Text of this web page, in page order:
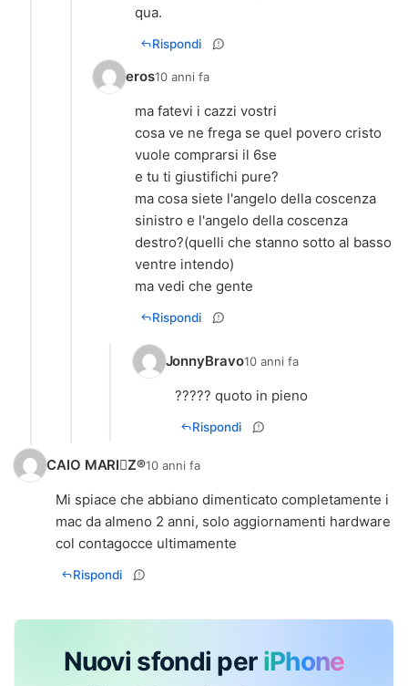
qua.
Rispondi
eros10 anni fa
ma fatevi i cazzi vostri
cosa ve ne frega se quel povero cristo
vuole comprarsi il 6se
e tu ti giustifichi pure?
ma cosa siete l'angelo della coscenza
sinistro e l'angelo della coscenza
destro?(quelli che stanno sotto al basso
ventre intendo)
ma vedi che gente
Rispondi
JonnyBravo10 anni fa
????? quoto in pieno
Rispondi
CAIO MARIZ®10 anni fa
Mi spiace che abbiano dimenticato completamente i
mac da almeno 2 anni, solo aggiornamenti hardware
col contagocce ultimamente
Rispondi
Nuovi sfondi per iPhone